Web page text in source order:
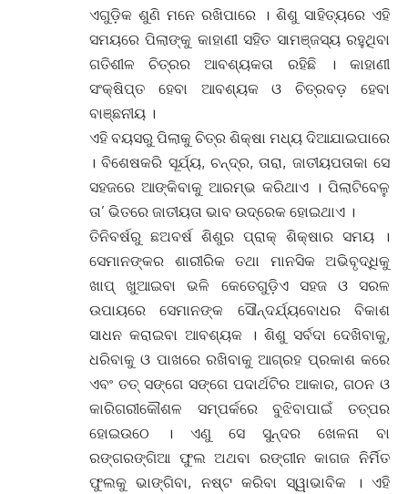
ଏଗୁଡ଼ିକ ଶୁଣି ମନେ ରଖିପାରେ । ଶିଶୁ ସାହିତ୍ୟରେ ଏହି
ସମୟରେ ପିଲାଙ୍କୁ କାହାଣୀ ସହିତ ସାମଞ୍ଜସ୍ୟ ରହୁଥିବା
ଗତିଶୀଳ ଚିତ୍ରର ଆବଶ୍ୟକତା ରହିଛି । କାହାଣୀ
ସଂକ୍ଷିପ୍ତ ହେବା ଆବଶ୍ୟକ ଓ ଚିତ୍ରବଡ଼ ହେବା
ବାଞ୍ଛନୀୟ ।
ଏହି ବୟସରୁ ପିଲାକୁ ଚିତ୍ର ଶିକ୍ଷା ମଧ୍ୟ ଦିଆଯାଇପାରେ
। ବିଶେଷକରି ସୂର୍ଯ୍ୟ, ଚନ୍ଦ୍ର, ତାରା, ଜାତୀୟପତାକା ସେ
ସହଜରେ ଆଙ୍କିବାକୁ ଆରମ୍ଭ କରିଥାଏ । ପିଲାଟିବେଳୁ
ତା’ ଭିତରେ ଜାତୀୟତା ଭାବ ଉଦ୍ରେକ ହୋଇଥାଏ ।
ତିନିବର୍ଷରୁ ଛଅବର୍ଷ ଶିଶୁର ପ୍ରାକ୍ ଶିକ୍ଷାର ସମୟ ।
ସେମାନଙ୍କର ଶାରୀରିକ ତଥା ମାନସିକ ଅଭିବୃଦ୍ଧିକୁ
ଖାପ୍ ଖୁଆଇବା ଭଳି କେତେଗୁଡ଼ିଏ ସହଜ ଓ ସରଳ
ଉପାୟରେ ସେମାନଙ୍କ ସୌନ୍ଦର୍ଯ୍ୟବୋଧର ବିକାଶ
ସାଧନ କରାଇବା ଆବଶ୍ୟକ । ଶିଶୁ ସର୍ବଦା ଦେଖିବାକୁ,
ଧରିବାକୁ ଓ ପାଖରେ ରଖିବାକୁ ଆଗ୍ରହ ପ୍ରକାଶ କରେ
ଏବଂ ତତ୍ ସଙ୍ଗେ ସଙ୍ଗେ ପଦାର୍ଥଟିର ଆକାର, ଗଠନ ଓ
କାରିଗରୀକୌଶଳ ସମ୍ପର୍କରେ ବୁଝିବାପାଇଁ ତତ୍ପର
ହୋଇଉଠେ । ଏଣୁ ସେ ସୁନ୍ଦର ଖେଳନା ବା
ରଙ୍ଗରଙ୍ଗିଆ ଫୁଲ ଅଥବା ରଙ୍ଗୀନ କାଗଜ ନିର୍ମିତ
ଫୁଲକୁ ଭାଙ୍ଗିବା, ନଷ୍ଟ କରିବା ସ୍ୱାଭାବିକ । ଏହି